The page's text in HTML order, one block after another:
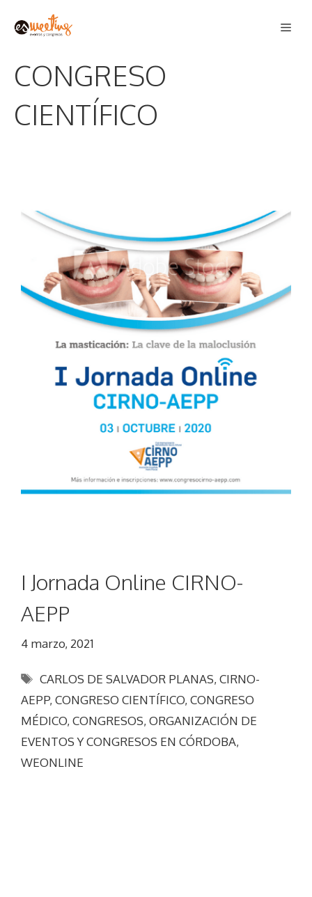
CONGRESO
CIENTÍFICO
I Jornada Online CIRNO-
AEPP
4 marzo, 2021
Etiquetas
CARLOS DE SALVADOR PLANAS,CIRNO-
AEPP, CONGRESO CIENTÍFICO, CONGRESO
MÉDICO, CONGRESOS, ORGANIZACIÓN DE
EVENTOS Y CONGRESOS EN CÓRDOBA,
WEONLINE